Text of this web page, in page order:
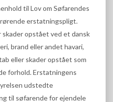
til Lov om Søfarendes
erstatningspligt.
opstået ved et dansk
brand eller andet havari,
eller skader opstået som
forhold. Erstatningens
udstedte
til søfarende for ejendele